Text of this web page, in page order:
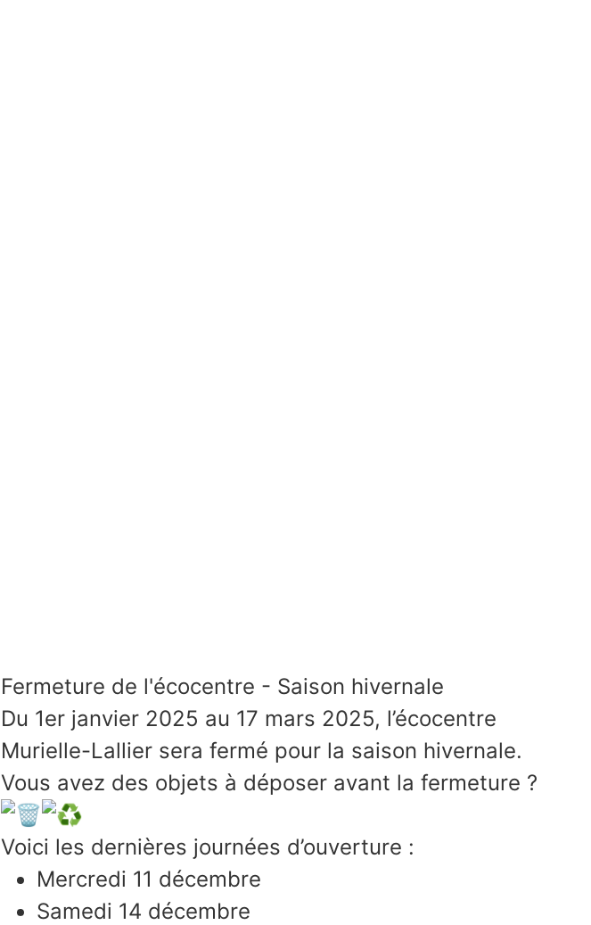
Fermeture de l'écocentre - Saison hivernale
Du 1er janvier 2025 au 17 mars 2025, l’écocentre
Murielle-Lallier sera fermé pour la saison hivernale.
Vous avez des objets à déposer avant la fermeture ?
Voici les dernières journées d’ouverture :
Mercredi 11 décembre
Samedi 14 décembre